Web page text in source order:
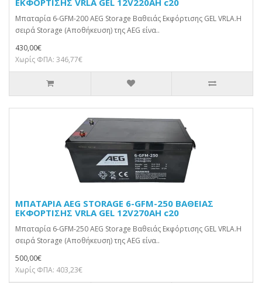
ΕΚΦΟΡΤΙΣΗΣ VRLA GEL 12V220AH c20
Μπαταρία 6-GFM-200 AEG Storage Βαθειάς Εκφόρτισης GEL VRLA.Η
σειρά Storage (Αποθήκευση) της AEG είνα..
430,00€
Χωρίς ΦΠΑ: 346,77€
ΜΠΑΤΑΡΙΑ AEG STORAGE 6-GFM-250 ΒΑΘΕΙΑΣ
ΕΚΦΟΡΤΙΣΗΣ VRLA GEL 12V270AH c20
Μπαταρία 6-GFM-250 AEG Storage Βαθειάς Εκφόρτισης GEL VRLA.Η
σειρά Storage (Αποθήκευση) της AEG είνα..
500,00€
Χωρίς ΦΠΑ: 403,23€